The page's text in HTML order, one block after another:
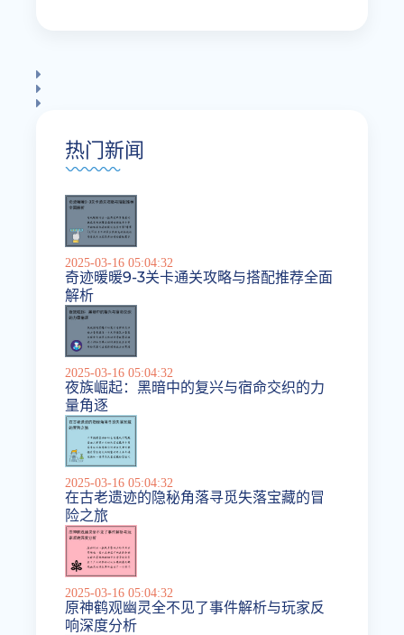
热门新闻
2025-03-16 05:04:32
奇迹暖暖9-3关卡通关攻略与搭配推荐全面
解析
2025-03-16 05:04:32
夜族崛起：黑暗中的复兴与宿命交织的力
量角逐
2025-03-16 05:04:32
在古老遗迹的隐秘角落寻觅失落宝藏的冒
险之旅
2025-03-16 05:04:32
原神鹤观幽灵全不见了事件解析与玩家反
响深度分析